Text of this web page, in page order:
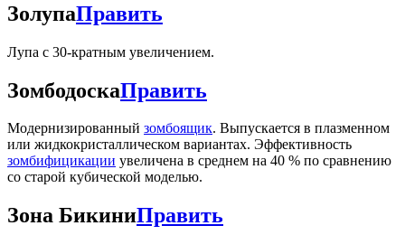
ЗолупаПравить
Лупа с 30-кратным увеличением.
ЗомбодоскаПравить
Модернизированный зомбоящик. Выпускается в плазменном
или жидкокристаллическом вариантах. Эффективность
зомбифицикации увеличена в среднем на 40 % по сравнению
со старой кубической моделью.
Зона БикиниПравить